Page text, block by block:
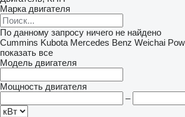
Марка двигателя
По данному запросу ничего не найдено
Cummins Kubota Mercedes Benz Weichai
показать все
Модель двигателя
Мощность двигателя
–